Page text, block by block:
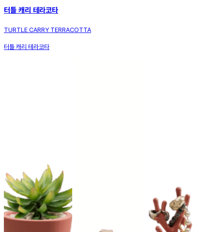
터틀 캐리 테라코타
TURTLE CARRY TERRACOTTA
터틀 캐리 테라코타